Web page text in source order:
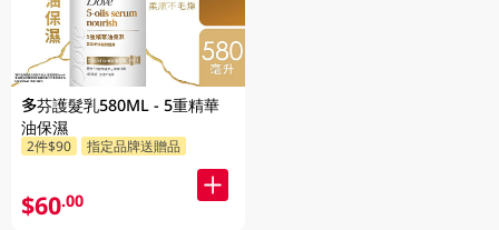
多芬護髮乳580ML - 5重精華
油保濕
2件$90 指定品牌送贈品
$60.00